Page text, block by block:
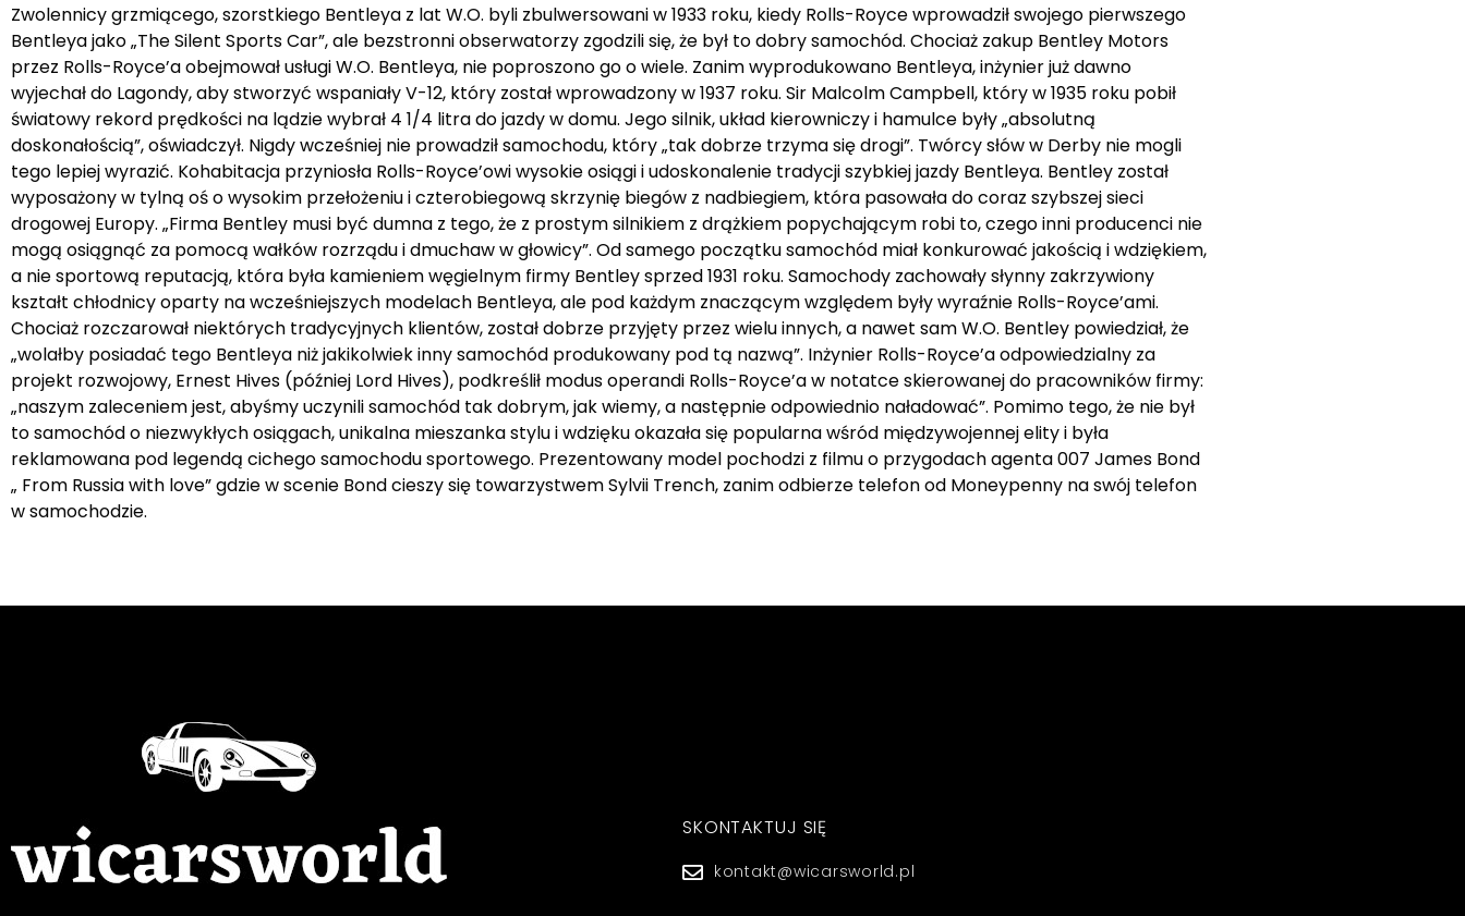
Zwolennicy grzmiącego, szorstkiego Bentleya z lat W.O. byli zbulwersowani w 1933 roku, kiedy Rolls-Royce wprowadził swojego pierwszego
Bentleya jako „The Silent Sports Car”, ale bezstronni obserwatorzy zgodzili się, że był to dobry samochód. Chociaż zakup Bentley Motors
przez Rolls-Royce’a obejmował usługi W.O. Bentleya, nie poproszono go o wiele. Zanim wyprodukowano Bentleya, inżynier już dawno
wyjechał do Lagondy, aby stworzyć wspaniały V-12, który został wprowadzony w 1937 roku. Sir Malcolm Campbell, który w 1935 roku pobił
światowy rekord prędkości na lądzie wybrał 4 1/4 litra do jazdy w domu. Jego silnik, układ kierowniczy i hamulce były „absolutną
doskonałością”, oświadczył. Nigdy wcześniej nie prowadził samochodu, który „tak dobrze trzyma się drogi”. Twórcy słów w Derby nie mogli
tego lepiej wyrazić. Kohabitacja przyniosła Rolls-Royce’owi wysokie osiągi i udoskonalenie tradycji szybkiej jazdy Bentleya. Bentley został
wyposażony w tylną oś o wysokim przełożeniu i czterobiegową skrzynię biegów z nadbiegiem, która pasowała do coraz szybszej sieci
drogowej Europy. „Firma Bentley musi być dumna z tego, że z prostym silnikiem z drążkiem popychającym robi to, czego inni producenci nie
mogą osiągnąć za pomocą wałków rozrządu i dmuchaw w głowicy”. Od samego początku samochód miał konkurować jakością i wdziękiem,
a nie sportową reputacją, która była kamieniem węgielnym firmy Bentley sprzed 1931 roku. Samochody zachowały słynny zakrzywiony
kształt chłodnicy oparty na wcześniejszych modelach Bentleya, ale pod każdym znaczącym względem były wyraźnie Rolls-Royce’ami.
Chociaż rozczarował niektórych tradycyjnych klientów, został dobrze przyjęty przez wielu innych, a nawet sam W.O. Bentley powiedział, że
„wolałby posiadać tego Bentleya niż jakikolwiek inny samochód produkowany pod tą nazwą”. Inżynier Rolls-Royce’a odpowiedzialny za
projekt rozwojowy, Ernest Hives (później Lord Hives), podkreślił modus operandi Rolls-Royce’a w notatce skierowanej do pracowników firmy:
„naszym zaleceniem jest, abyśmy uczynili samochód tak dobrym, jak wiemy, a następnie odpowiednio naładować”. Pomimo tego, że nie był
to samochód o niezwykłych osiągach, unikalna mieszanka stylu i wdzięku okazała się popularna wśród międzywojennej elity i była
reklamowana pod legendą cichego samochodu sportowego. Prezentowany model pochodzi z filmu o przygodach agenta 007 James Bond
„ From Russia with love” gdzie w scenie Bond cieszy się towarzystwem Sylvii Trench, zanim odbierze telefon od Moneypenny na swój telefon
w samochodzie.
SKONTAKTUJ SIĘ
kontakt@wicarsworld.pl